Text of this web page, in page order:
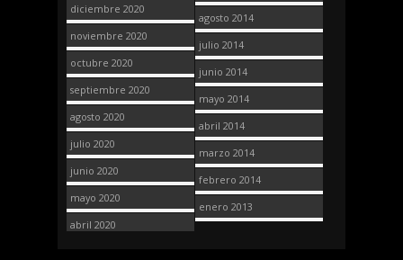
diciembre 2020
noviembre 2020
octubre 2020
septiembre 2020
agosto 2020
julio 2020
junio 2020
mayo 2020
abril 2020
agosto 2014
julio 2014
junio 2014
mayo 2014
abril 2014
marzo 2014
febrero 2014
enero 2013